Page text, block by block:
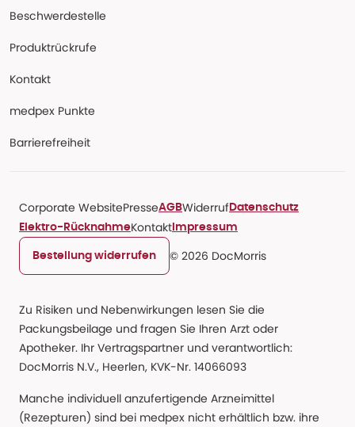
Beschwerdestelle
Produktrückrufe
Kontakt
medpex Punkte
Barrierefreiheit
Corporate WebsitePresseAGBWiderruf Datenschutz
Elektro-RücknahmeKontakt Impressum
Bestellung widerrufen © 2026 DocMorris
Zu Risiken und Nebenwirkungen lesen Sie die
Packungsbeilage und fragen Sie Ihren Arzt oder
Apotheker. Ihr Vertragspartner und verantwortlich:
DocMorris N.V., Heerlen, KVK-Nr. 14066093
Manche individuell anzufertigende Arzneimittel
(Rezepturen) sind bei medpex nicht erhältlich bzw. ihre